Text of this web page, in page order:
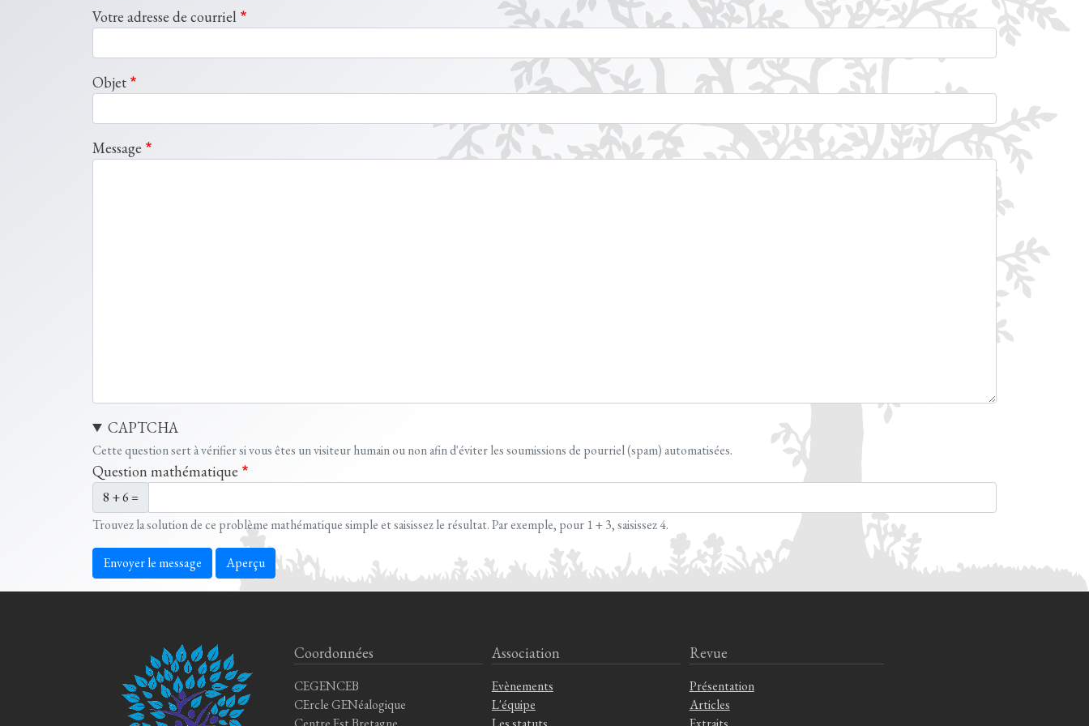
Votre adresse de courriel
Objet
Message
CAPTCHA
Cette question sert à vérifier si vous êtes un visiteur humain ou non afin d'éviter les soumissions de pourriel (spam) automatisées.
Question mathématique
8 + 6 =
Trouvez la solution de ce problème mathématique simple et saisissez le résultat. Par exemple, pour 1 + 3, saisissez 4.
Envoyer le message Aperçu
Coordonnées
CEGENCEB
CErcle GENéalogique
Association
Evènements
L'équipe
Revue
Présentation
Articles